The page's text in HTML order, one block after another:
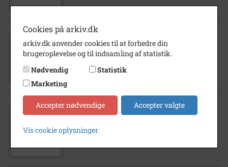
1930- 1940
Dybenskær
Cookies på arkiv.dk
arkiv.dk anvender cookies til at forbedre din
brugeroplevelse og til indsamling af statistik.
Nødvendig
Statistik
Marketing
Accepter nødvendige Accepter valgte
Vis cookie oplysninger